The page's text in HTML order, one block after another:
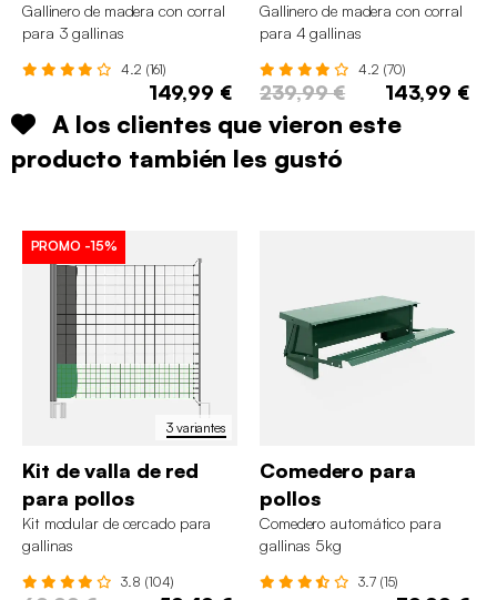
Gallinero de madera con corral
para 3 gallinas
4.2 (161)
149,99 €
Gallinero de madera con corral
para 4 gallinas
4.2 (70)
239,99 € 143,99 €
A los clientes que vieron este
producto también les gustó
3 variantes
PROMO -15%
Kit de valla de red
para pollos
Kit modular de cercado para
gallinas
3.8 (104)
Comedero para
pollos
Comedero automático para
gallinas 5kg
3.7 (15)